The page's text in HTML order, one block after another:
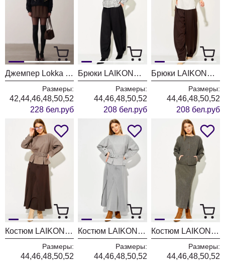
Джемпер Lokka 1971
Размеры:
42,44,46,48,50,52
228 бел.руб
Брюки LAIKONY L-974-2 черный
Размеры:
44,46,48,50,52
208 бел.руб
Брюки LAIKONY L-974-2 коричневый
Размеры:
44,46,48,50,52
208 бел.руб
Костюм LAIKONY L-584 шоколад
Размеры:
44,46,48,50,52
Костюм LAIKONY L-584 серый
Размеры:
44,46,48,50,52
Костюм LAIKONY L-284 ореховый
Размеры:
44,46,48,50,52